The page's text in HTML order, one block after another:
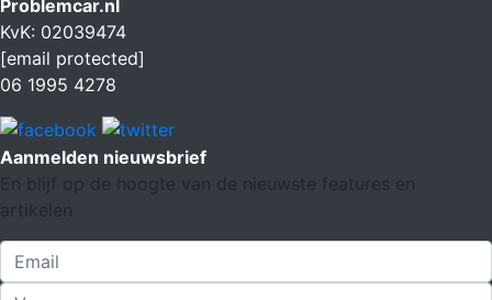
Problemcar.nl
KvK: 02039474
[email protected]
06 1995 4278
Aanmelden nieuwsbrief
En blijf op de hoogte van de nieuwste features en
artikelen